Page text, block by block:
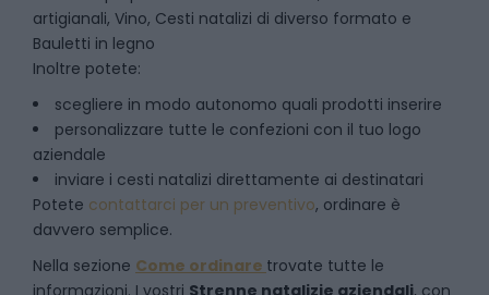
artigianali, Vino, Cesti natalizi di diverso formato e
Bauletti in legno
Inoltre potete:
scegliere in modo autonomo quali prodotti inserire
personalizzare tutte le confezioni con il tuo logo
aziendale
inviare i cesti natalizi direttamente ai destinatari
Potete contattarci per un preventivo, ordinare è
davvero semplice.
Nella sezione Come ordinare trovate tutte le
informazioni. I vostri Strenne natalizie aziendali, con